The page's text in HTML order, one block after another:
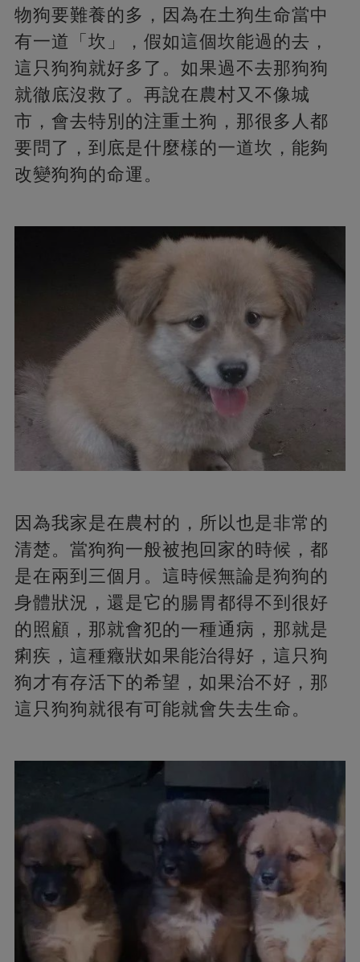
物狗要難養的多，因為在土狗生命當中
有一道「坎」，假如這個坎能過的去，
這只狗狗就好多了。如果過不去那狗狗
就徹底沒救了。再說在農村又不像城
市，會去特別的注重土狗，那很多人都
要問了，到底是什麼樣的一道坎，能夠
改變狗狗的命運。
因為我家是在農村的，所以也是非常的
清楚。當狗狗一般被抱回家的時候，都
是在兩到三個月。這時候無論是狗狗的
身體狀況，還是它的腸胃都得不到很好
的照顧，那就會犯的一種通病，那就是
痢疾，這種癥狀如果能治得好，這只狗
狗才有存活下的希望，如果治不好，那
這只狗狗就很有可能就會失去生命。